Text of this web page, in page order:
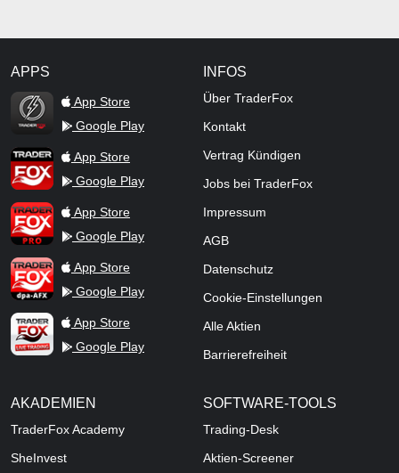
APPS
TraderFox Flash
App Store
Google Play
TraderFox AppApp Store
Google Play
TraderFox ProApp Store
Google Play
TraderFox dpa-AFX ProFeed
App Store
Google Play
TraderFox Live Trading
App Store
Google Play
INFOS
Über TraderFox
Kontakt
Vertrag Kündigen
Jobs bei TraderFox
Impressum
AGB
Datenschutz
Cookie-Einstellungen
Alle Aktien
Barrierefreiheit
AKADEMIEN
TraderFox Academy
SheInvest
SOFTWARE-TOOLS
Trading-Desk
Aktien-Screener